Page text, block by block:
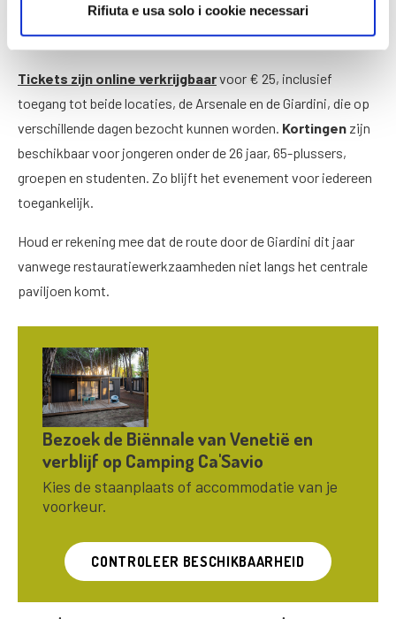
Rifiuta e usa solo i cookie necessari
belangrijkste locaties de Giardini en de Arsenale in Venetië.
Daarnaast zijn er in de stad verschillende andere locaties.
Tickets zijn online verkrijgbaarvoor € 25, inclusief
toegang tot beide locaties, de Arsenale en de Giardini, die op
verschillende dagen bezocht kunnen worden. Kortingen zijn
beschikbaar voor jongeren onder de 26 jaar, 65-plussers,
groepen en studenten. Zo blijft het evenement voor iedereen
toegankelijk.
Houd er rekening mee dat de route door de Giardini dit jaar
vanwege restauratiewerkzaamheden niet langs het centrale
paviljoen komt.
Bezoek de Biënnale van Venetië en
verblijf op Camping Ca'Savio
Kies de staanplaats of accommodatie van je
voorkeur.
CONTROLEER BESCHIKBAARHEID